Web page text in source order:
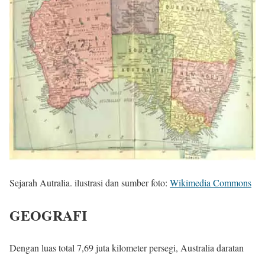
Sejarah Autralia. ilustrasi dan sumber foto: Wikimedia Commons
GEOGRAFI
Dengan luas total 7,69 juta kilometer persegi, Australia daratan